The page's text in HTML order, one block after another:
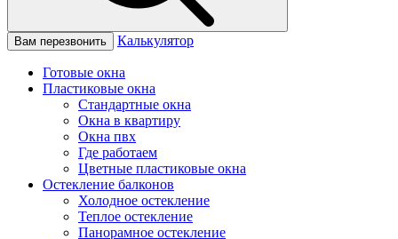
Вам перезвонить Калькулятор
Готовые окна
Пластиковые окна
Стандартные окна
Окна в квартиру
Окна пвх
Где работаем
Цветные пластиковые окна
Остекление балконов
Холодное остекление
Теплое остекление
Панорамное остекление